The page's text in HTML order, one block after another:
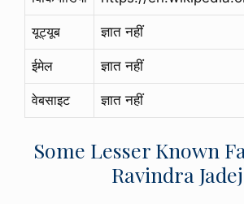
यूट्यूब ज्ञात नहीं
ईमेल ज्ञात नहीं
वेबसाइट ज्ञात नहीं
Some Lesser Known
Ravindra